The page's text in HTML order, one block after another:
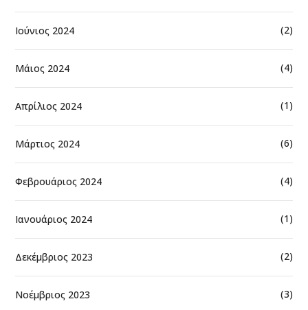
Ιούνιος 2024 (2)
Μάιος 2024 (4)
Απρίλιος 2024 (1)
Μάρτιος 2024 (6)
Φεβρουάριος 2024 (4)
Ιανουάριος 2024 (1)
Δεκέμβριος 2023 (2)
Νοέμβριος 2023 (3)